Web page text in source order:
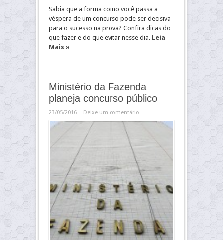
Sabia que a forma como você passa a
véspera de um concurso pode ser decisiva
para o sucesso na prova? Confira dicas do
que fazer e do que evitar nesse dia. Leia
Mais »
Ministério da Fazenda
planeja concurso público
23/05/2016 Deixe um comentário